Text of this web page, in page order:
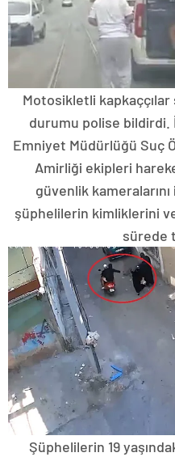
Motosikletli kapkaççılar
durumu polise bildirdi.
Emniyet Müdürlüğü Suç
Amirliği ekipleri
güvenlik
şüphelilerin kimliklerini
sürede
Şüphelilerin 19